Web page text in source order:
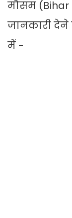
मौसम (Bihar
जानकारी देने
में -